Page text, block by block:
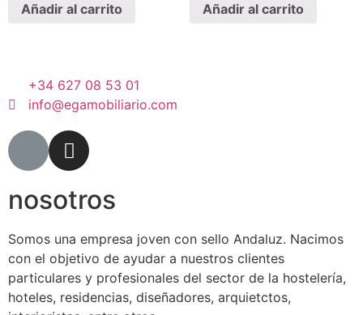
Añadir al carrito Añadir al carrito
+34 627 08 53 01
info@egamobiliario.com
nosotros
Somos una empresa joven con sello Andaluz. Nacimos
con el objetivo de ayudar a nuestros clientes
particulares y profesionales del sector de la hostelería,
hoteles, residencias, diseñadores, arquietctos,